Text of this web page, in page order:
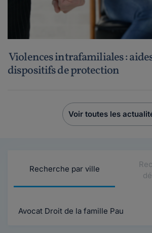
Violences intrafamiliales :
dispositifs de protection
Voir toutes les
Recherche par ville
Avocat Droit de la famille Pau